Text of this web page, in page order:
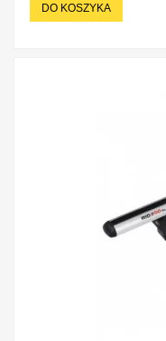
DO KOSZYKA